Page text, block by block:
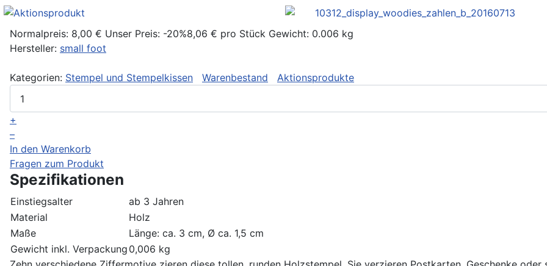
Normalpreis: 8,00 € Unser Preis: -20%8,06 € pro Stück Gewicht: 0.006 kg
Hersteller: small foot
Kategorien: Stempel und Stempelkissen Warenbestand Aktionsprodukte
+
–
In den Warenkorb
Fragen zum Produkt
Spezifikationen
Einstiegsalter
ab 3 Jahren
Material
Holz
Maße
Länge: ca. 3 cm, Ø ca. 1,5 cm
Gewicht inkl. Verpackung 0,006 kg